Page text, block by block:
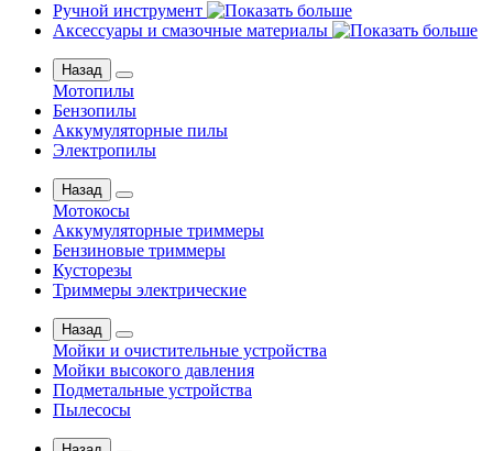
Ручной инструмент
Аксессуары и смазочные материалы
Назад
Мотопилы
Бензопилы
Аккумуляторные пилы
Электропилы
Назад
Мотокосы
Аккумуляторные триммеры
Бензиновые триммеры
Кусторезы
Триммеры электрические
Назад
Мойки и очистительные устройства
Мойки высокого давления
Подметальные устройства
Пылесосы